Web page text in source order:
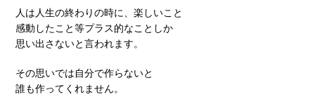
人は人生の終わりの時に、楽しいこと
感動したこと等プラス的なことしか
思い出さないと言われます。
その思いでは自分で作らないと
誰も作ってくれません。